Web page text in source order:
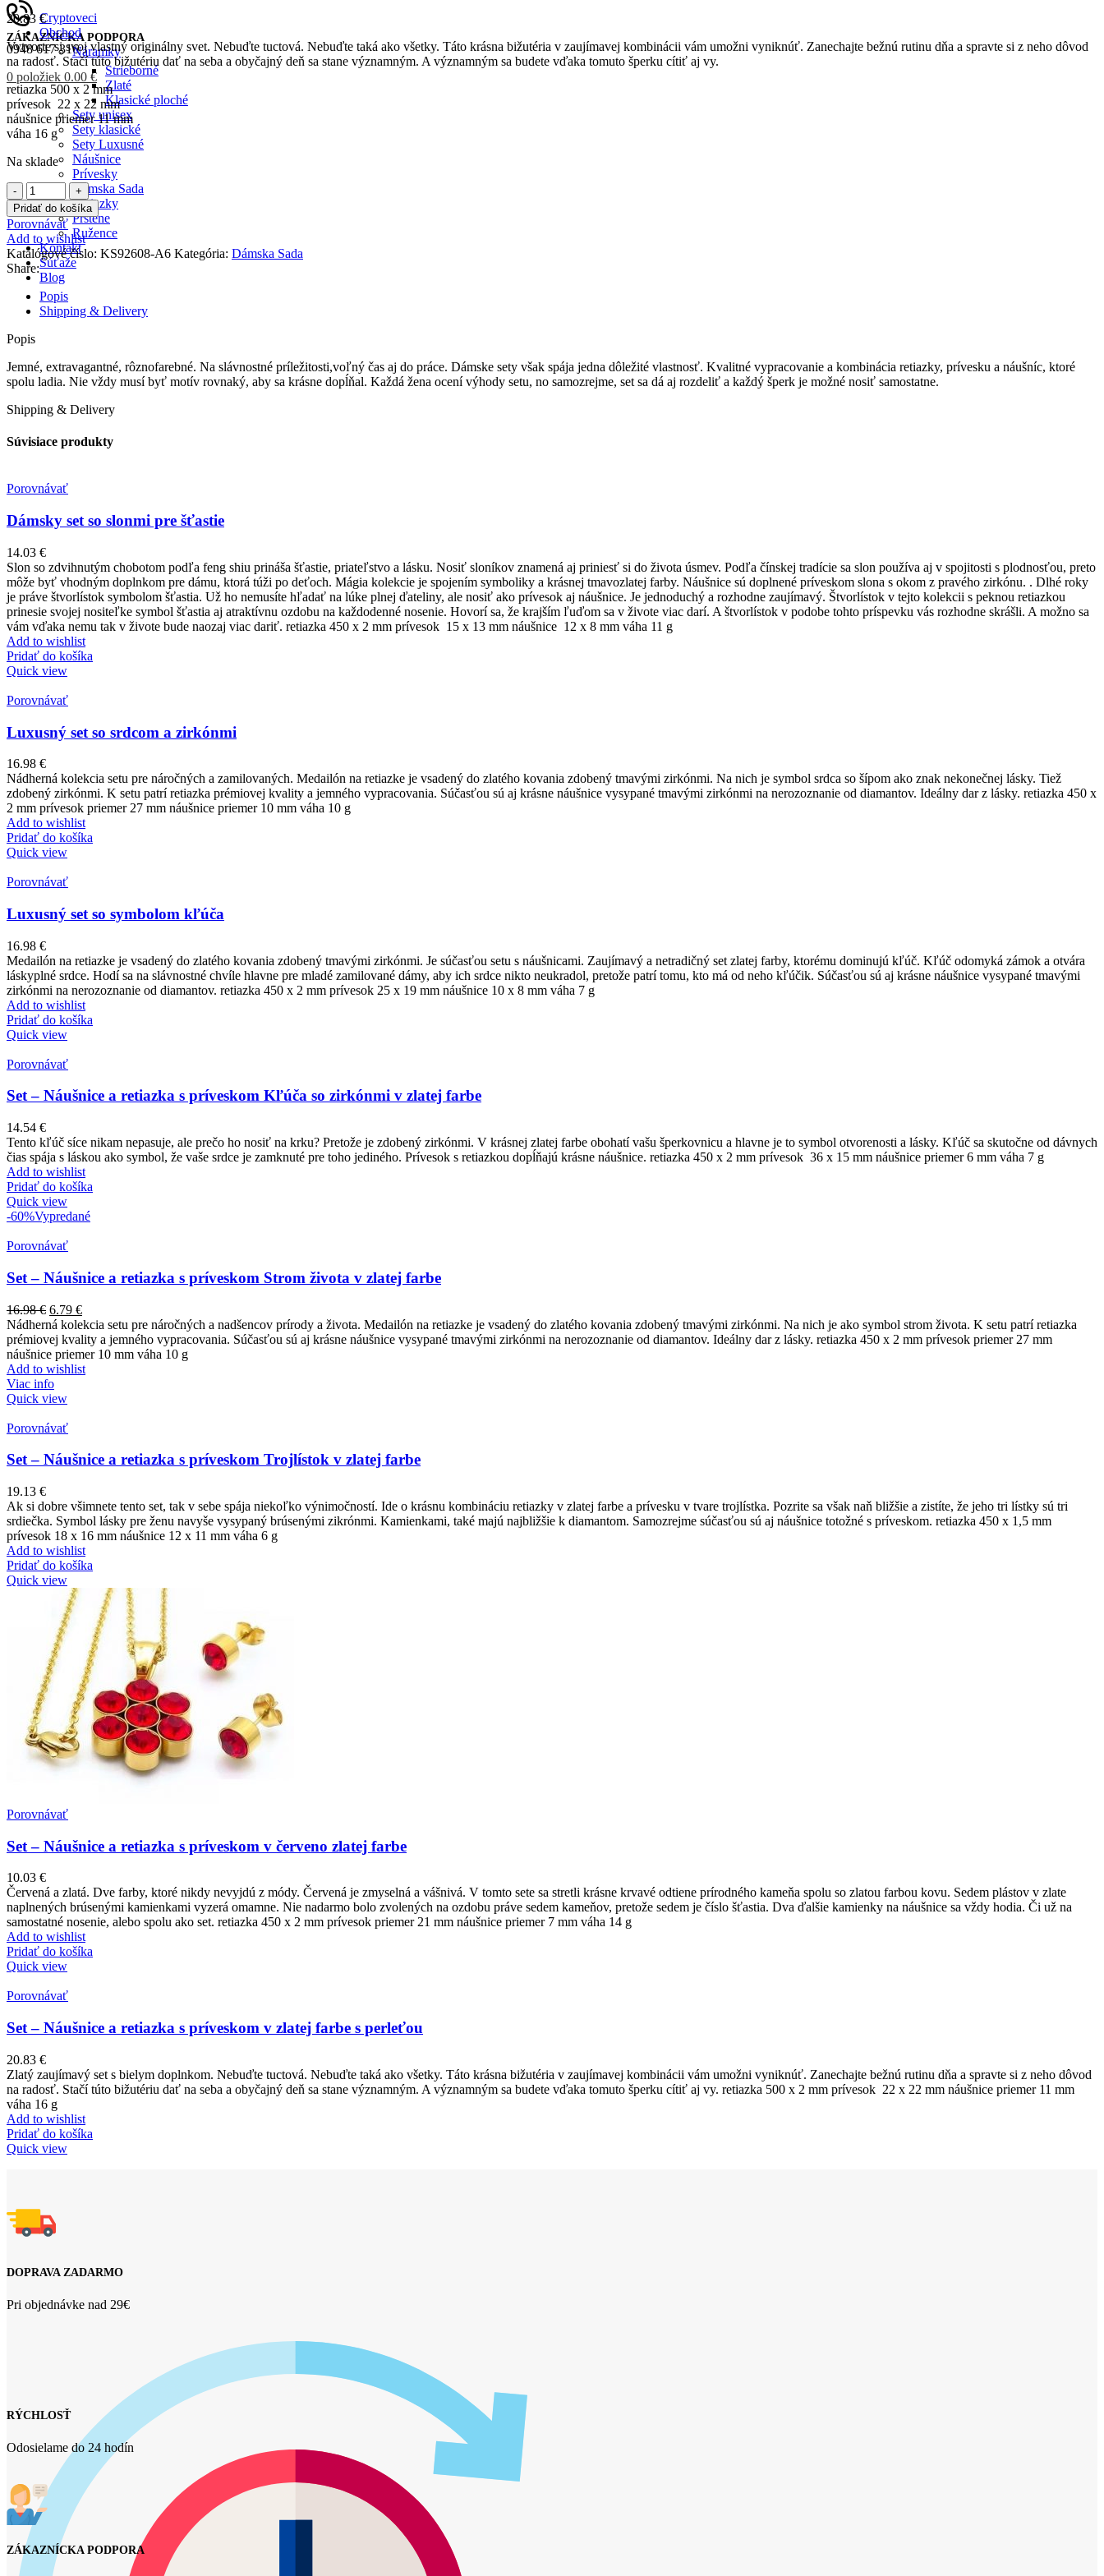
ZÁKAZNÍCKA PODPORA
0948 617 316
0 položiek 0.00 €
Cryptoveci
Obchod
Náramky
Strieborné
Zlaté
Klasické ploché
Sety unisex
Sety klasické
Sety Luxusné
Náušnice
Prívesky
Dámska Sada
Retiazky
Prstene
Ružence
Kontakt
Súťaže
Blog
Prihlásenie / Registrácia
Želania
0 Porovnávať
20.83 €
Vytvorte si svoj vlastný originálny svet. Nebuďte tuctová. Nebuďte taká ako všetky. Táto krásna bižutéria v zaujímavej kombinácii vám umožni vyniknúť. Zanechajte bežnú rutinu dňa a spravte si z neho dôvod
na radosť. Stačí túto bižutériu dať na seba a obyčajný deň sa stane významným. A významným sa budete vďaka tomuto šperku cítiť aj vy.
retiazka 500 x 2 mm
prívesok 22 x 22 mm
náušnice priemer 11 mm
váha 16 g
Na sklade
množstvo
Set
-
Náušnice
a
retiazka
s
príveskom
v
perleti
Pridať do košíka
Porovnávať
Add to wishlist
Katalógové číslo: KS92608-A6 Kategória: Dámska Sada
Share:
Popis
Shipping & Delivery
Popis
Jemné, extravagantné, rôznofarebné. Na slávnostné príležitosti,voľný čas aj do práce. Dámske sety však spája jedna dôležité vlastnosť. Kvalitné vypracovanie a kombinácia retiazky, prívesku a náušníc, ktoré
spolu ladia. Nie vždy musí byť motív rovnaký, aby sa krásne dopĺňal. Každá žena ocení výhody setu, no samozrejme, set sa dá aj rozdeliť a každý šperk je možné nosiť samostatne.
Shipping & Delivery
Súvisiace produkty
Porovnávať
Dámsky set so slonmi pre šťastie
14.03 €
Slon so zdvihnutým chobotom podľa feng shiu prináša šťastie, priateľstvo a lásku. Nosiť sloníkov znamená aj priniesť si do života úsmev. Podľa čínskej tradície sa slon používa aj v spojitosti s plodnosťou, preto
môže byť vhodným doplnkom pre dámu, ktorá túži po deťoch. Mágia kolekcie je spojením symboliky a krásnej tmavozlatej farby. Náušnice sú doplnené príveskom slona s okom z pravého zirkónu. . Dlhé roky
je práve štvorlístok symbolom šťastia. Už ho nemusíte hľadať na lúke plnej ďateliny, ale nosiť ako prívesok aj náušnice. Je jednoduchý a rozhodne zaujímavý. Štvorlístok v tejto kolekcii s peknou retiazkou
prinesie svojej nositeľke symbol šťastia aj atraktívnu ozdobu na každodenné nosenie. Hovorí sa, že krajším ľuďom sa v živote viac darí. A štvorlístok v podobe tohto príspevku vás rozhodne skrášli. A možno sa
vám vďaka nemu tak v živote bude naozaj viac dariť. retiazka 450 x 2 mm prívesok 15 x 13 mm náušnice 12 x 8 mm váha 11 g
Add to wishlist
Pridať do košíka
Quick view
Porovnávať
Luxusný set so srdcom a zirkónmi
16.98 €
Nádherná kolekcia setu pre náročných a zamilovaných. Medailón na retiazke je vsadený do zlatého kovania zdobený tmavými zirkónmi. Na nich je symbol srdca so šípom ako znak nekonečnej lásky. Tiež
zdobený zirkónmi. K setu patrí retiazka prémiovej kvality a jemného vypracovania. Súčasťou sú aj krásne náušnice vysypané tmavými zirkónmi na nerozoznanie od diamantov. Ideálny dar z lásky. retiazka 450 x
2 mm prívesok priemer 27 mm náušnice priemer 10 mm váha 10 g
Add to wishlist
Pridať do košíka
Quick view
Porovnávať
Luxusný set so symbolom kľúča
16.98 €
Medailón na retiazke je vsadený do zlatého kovania zdobený tmavými zirkónmi. Je súčasťou setu s náušnicami. Zaujímavý a netradičný set zlatej farby, ktorému dominujú kľúč. Kľúč odomyká zámok a otvára
láskyplné srdce. Hodí sa na slávnostné chvíle hlavne pre mladé zamilované dámy, aby ich srdce nikto neukradol, pretože patrí tomu, kto má od neho kľúčik. Súčasťou sú aj krásne náušnice vysypané tmavými
zirkónmi na nerozoznanie od diamantov. retiazka 450 x 2 mm prívesok 25 x 19 mm náušnice 10 x 8 mm váha 7 g
Add to wishlist
Pridať do košíka
Quick view
Porovnávať
Set – Náušnice a retiazka s príveskom Kľúča so zirkónmi v zlatej farbe
14.54 €
Tento kľúč síce nikam nepasuje, ale prečo ho nosiť na krku? Pretože je zdobený zirkónmi. V krásnej zlatej farbe obohatí vašu šperkovnicu a hlavne je to symbol otvorenosti a lásky. Kľúč sa skutočne od dávnych
čias spája s láskou ako symbol, že vaše srdce je zamknuté pre toho jediného. Prívesok s retiazkou dopĺňajú krásne náušnice. retiazka 450 x 2 mm prívesok 36 x 15 mm náušnice priemer 6 mm váha 7 g
Add to wishlist
Pridať do košíka
Quick view
-60%Vypredané
Porovnávať
Set – Náušnice a retiazka s príveskom Strom života v zlatej farbe
16.98€ 6.79 €
Nádherná kolekcia setu pre náročných a nadšencov prírody a života. Medailón na retiazke je vsadený do zlatého kovania zdobený tmavými zirkónmi. Na nich je ako symbol strom života. K setu patrí retiazka
prémiovej kvality a jemného vypracovania. Súčasťou sú aj krásne náušnice vysypané tmavými zirkónmi na nerozoznanie od diamantov. Ideálny dar z lásky. retiazka 450 x 2 mm prívesok priemer 27 mm
náušnice priemer 10 mm váha 10 g
Add to wishlist
Viac info
Quick view
Porovnávať
Set – Náušnice a retiazka s príveskom Trojlístok v zlatej farbe
19.13 €
Ak si dobre všimnete tento set, tak v sebe spája niekoľko výnimočností. Ide o krásnu kombináciu retiazky v zlatej farbe a prívesku v tvare trojlístka. Pozrite sa však naň bližšie a zistíte, že jeho tri lístky sú tri
srdiečka. Symbol lásky pre ženu navyše vysypaný brúsenými zikrónmi. Kamienkami, také majú najbližšie k diamantom. Samozrejme súčasťou sú aj náušnice totožné s príveskom. retiazka 450 x 1,5 mm
prívesok 18 x 16 mm náušnice 12 x 11 mm váha 6 g
Add to wishlist
Pridať do košíka
Quick view
Porovnávať
Set – Náušnice a retiazka s príveskom v červeno zlatej farbe
10.03 €
Červená a zlatá. Dve farby, ktoré nikdy nevyjdú z módy. Červená je zmyselná a vášnivá. V tomto sete sa stretli krásne krvavé odtiene prírodného kameňa spolu so zlatou farbou kovu. Sedem plástov v zlate
naplnených brúsenými kamienkami vyzerá omamne. Nie nadarmo bolo zvolených na ozdobu práve sedem kameňov, pretože sedem je číslo šťastia. Dva ďalšie kamienky na náušnice sa vždy hodia. Či už na
samostatné nosenie, alebo spolu ako set. retiazka 450 x 2 mm prívesok priemer 21 mm náušnice priemer 7 mm váha 14 g
Add to wishlist
Pridať do košíka
Quick view
Porovnávať
Set – Náušnice a retiazka s príveskom v zlatej farbe s perleťou
20.83 €
Zlatý zaujímavý set s bielym doplnkom. Nebuďte tuctová. Nebuďte taká ako všetky. Táto krásna bižutéria v zaujímavej kombinácii vám umožni vyniknúť. Zanechajte bežnú rutinu dňa a spravte si z neho dôvod
na radosť. Stačí túto bižutériu dať na seba a obyčajný deň sa stane významným. A významným sa budete vďaka tomuto šperku cítiť aj vy. retiazka 500 x 2 mm prívesok 22 x 22 mm náušnice priemer 11 mm
váha 16 g
Add to wishlist
Pridať do košíka
Quick view
DOPRAVA ZADARMO
Pri objednávke nad 29€
RÝCHLOSŤ
Odosielame do 24 hodín
ZÁKAZNÍCKA PODPORA